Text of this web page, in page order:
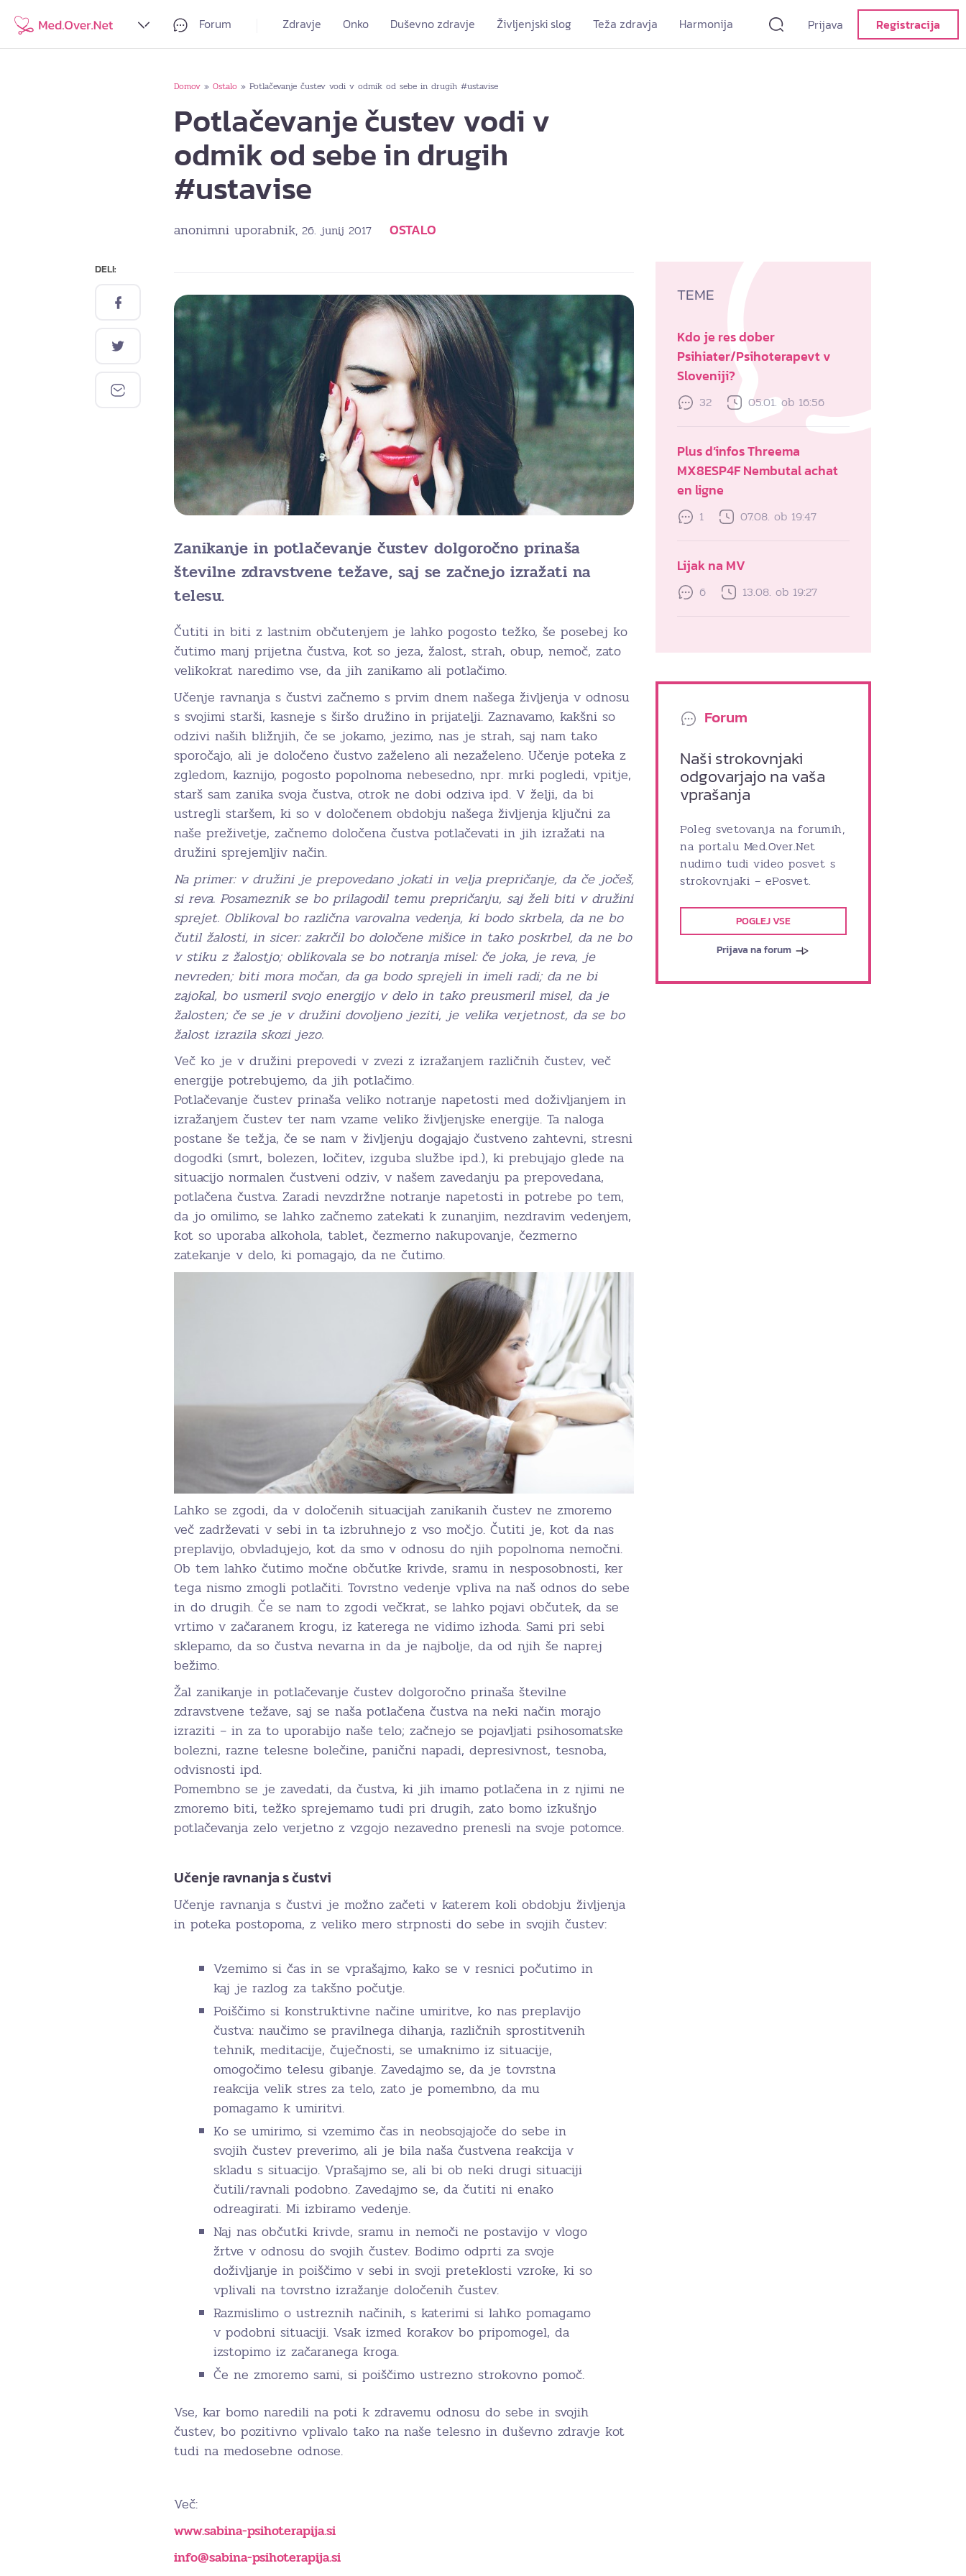
Forum Zdravje Onko Duševno zdravje Življenjski slog Teža zdravja Harmonija Prijava Registracija
Domov » Ostalo » Potlačevanje čustev vodi v odmik od sebe in drugih #ustavise
Potlačevanje čustev vodi v
odmik od sebe in drugih
#ustavise
anonimni uporabnik, 26. junij 2017 OSTALO
DELI:
Zanikanje in potlačevanje čustev dolgoročno prinaša
številne zdravstvene težave, saj se začnejo izražati na
telesu.
Čutiti in biti z lastnim občutenjem je lahko pogosto težko, še posebej ko
čutimo manj prijetna čustva, kot so jeza, žalost, strah, obup, nemoč, zato
velikokrat naredimo vse, da jih zanikamo ali potlačimo.
Učenje ravnanja s čustvi začnemo s prvim dnem našega življenja v odnosu
s svojimi starši, kasneje s širšo družino in prijatelji. Zaznavamo, kakšni so
odzivi naših bližnjih, če se jokamo, jezimo, nas je strah, saj nam tako
sporočajo, ali je določeno čustvo zaželeno ali nezaželeno. Učenje poteka z
zgledom, kaznijo, pogosto popolnoma nebesedno, npr. mrki pogledi, vpitje,
starš sam zanika svoja čustva, otrok ne dobi odziva ipd. V želji, da bi
ustregli staršem, ki so v določenem obdobju našega življenja ključni za
naše preživetje, začnemo določena čustva potlačevati in jih izražati na
družini sprejemljiv način.
Na primer: v družini je prepovedano jokati in velja prepričanje, da če jočeš,
si reva. Posameznik se bo prilagodil temu prepričanju, saj želi biti v družini
sprejet. Oblikoval bo različna varovalna vedenja, ki bodo skrbela, da ne bo
čutil žalosti, in sicer: zakrčil bo določene mišice in tako poskrbel, da ne bo
v stiku z žalostjo; oblikovala se bo notranja misel: če joka, je reva, je
nevreden; biti mora močan, da ga bodo sprejeli in imeli radi; da ne bi
zajokal, bo usmeril svojo energijo v delo in tako preusmeril misel, da je
žalosten; če se je v družini dovoljeno jeziti, je velika verjetnost, da se bo
žalost izrazila skozi jezo.
Več ko je v družini prepovedi v zvezi z izražanjem različnih čustev, več
energije potrebujemo, da jih potlačimo.
Potlačevanje čustev prinaša veliko notranje napetosti med doživljanjem in
izražanjem čustev ter nam vzame veliko življenjske energije. Ta naloga
postane še težja, če se nam v življenju dogajajo čustveno zahtevni, stresni
dogodki (smrt, bolezen, ločitev, izguba službe ipd.), ki prebujajo glede na
situacijo normalen čustveni odziv, v našem zavedanju pa prepovedana,
potlačena čustva. Zaradi nevzdržne notranje napetosti in potrebe po tem,
da jo omilimo, se lahko začnemo zatekati k zunanjim, nezdravim vedenjem,
kot so uporaba alkohola, tablet, čezmerno nakupovanje, čezmerno
zatekanje v delo, ki pomagajo, da ne čutimo.
Lahko se zgodi, da v določenih situacijah zanikanih čustev ne zmoremo
več zadrževati v sebi in ta izbruhnejo z vso močjo. Čutiti je, kot da nas
preplavijo, obvladujejo, kot da smo v odnosu do njih popolnoma nemočni.
Ob tem lahko čutimo močne občutke krivde, sramu in nesposobnosti, ker
tega nismo zmogli potlačiti. Tovrstno vedenje vpliva na naš odnos do sebe
in do drugih. Če se nam to zgodi večkrat, se lahko pojavi občutek, da se
vrtimo v začaranem krogu, iz katerega ne vidimo izhoda. Sami pri sebi
sklepamo, da so čustva nevarna in da je najbolje, da od njih še naprej
bežimo.
Žal zanikanje in potlačevanje čustev dolgoročno prinaša številne
zdravstvene težave, saj se naša potlačena čustva na neki način morajo
izraziti – in za to uporabijo naše telo; začnejo se pojavljati psihosomatske
bolezni, razne telesne bolečine, panični napadi, depresivnost, tesnoba,
odvisnosti ipd.
Pomembno se je zavedati, da čustva, ki jih imamo potlačena in z njimi ne
zmoremo biti, težko sprejemamo tudi pri drugih, zato bomo izkušnjo
potlačevanja zelo verjetno z vzgojo nezavedno prenesli na svoje potomce.
Učenje ravnanja s čustvi
Učenje ravnanja s čustvi je možno začeti v katerem koli obdobju življenja
in poteka postopoma, z veliko mero strpnosti do sebe in svojih čustev:
Vzemimo si čas in se vprašajmo, kako se v resnici počutimo in
kaj je razlog za takšno počutje.
Poiščimo si konstruktivne načine umiritve, ko nas preplavijo
čustva: naučimo se pravilnega dihanja, različnih sprostitvenih
tehnik, meditacije, čuječnosti, se umaknimo iz situacije,
omogočimo telesu gibanje. Zavedajmo se, da je tovrstna
reakcija velik stres za telo, zato je pomembno, da mu
pomagamo k umiritvi.
Ko se umirimo, si vzemimo čas in neobsojajoče do sebe in
svojih čustev preverimo, ali je bila naša čustvena reakcija v
skladu s situacijo. Vprašajmo se, ali bi ob neki drugi situaciji
čutili/ravnali podobno. Zavedajmo se, da čutiti ni enako
odreagirati. Mi izbiramo vedenje.
Naj nas občutki krivde, sramu in nemoči ne postavijo v vlogo
žrtve v odnosu do svojih čustev. Bodimo odprti za svoje
doživljanje in poiščimo v sebi in svoji preteklosti vzroke, ki so
vplivali na tovrstno izražanje določenih čustev.
Razmislimo o ustreznih načinih, s katerimi si lahko pomagamo
v podobni situaciji. Vsak izmed korakov bo pripomogel, da
izstopimo iz začaranega kroga.
Če ne zmoremo sami, si poiščimo ustrezno strokovno pomoč.
Vse, kar bomo naredili na poti k zdravemu odnosu do sebe in svojih
čustev, bo pozitivno vplivalo tako na naše telesno in duševno zdravje kot
tudi na medosebne odnose.
Več:
www.sabina-psihoterapija.si
info@sabina-psihoterapija.si
TEME
Kdo je res dober
Psihiater/Psihoterapevt v
Sloveniji?
32 05.01. ob 16:56
Plus d’infos Threema
MX8ESP4F Nembutal achat
en ligne
1 07.08. ob 19:47
Lijak na MV
6 13.08. ob 19:27
Forum
Naši strokovnjaki
odgovarjajo na vaša
vprašanja
Poleg svetovanja na forumih,
na portalu Med.Over.Net
nudimo tudi video posvet s
strokovnjaki – ePosvet.
POGLEJ VSE
Prijava na forum